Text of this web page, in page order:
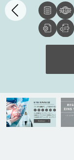
お問い合わせ
導入事例
WAVEとは
資料ダウンロード